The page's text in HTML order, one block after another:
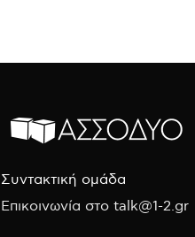
Συντακτική ομάδα
Επικοινωνία στο talk@1-2.gr